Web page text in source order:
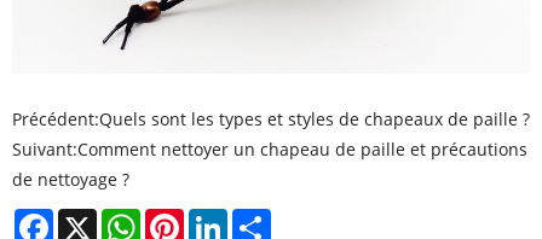
Précédent:Quels sont les types et styles de chapeaux de paille ?
Suivant:Comment nettoyer un chapeau de paille et précautions
de nettoyage ?
Facebook
X WhatsAppPinterestLinkedIn